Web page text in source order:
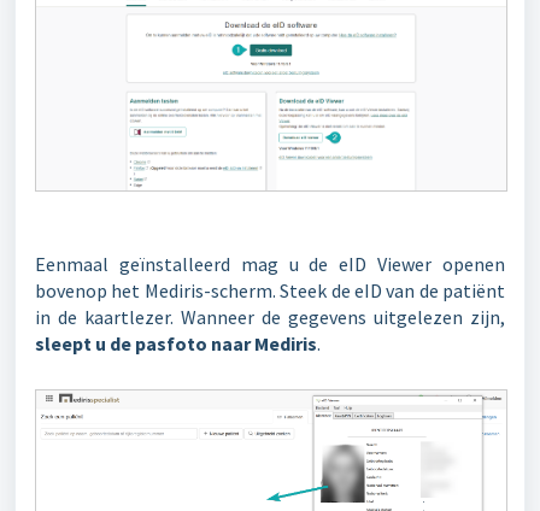
Eenmaal geïnstalleerd mag u de eID Viewer openen
bovenop het Mediris-scherm. Steek de eID van de patiënt
in de kaartlezer. Wanneer de gegevens uitgelezen zijn,
sleept u de pasfoto naar Mediris.